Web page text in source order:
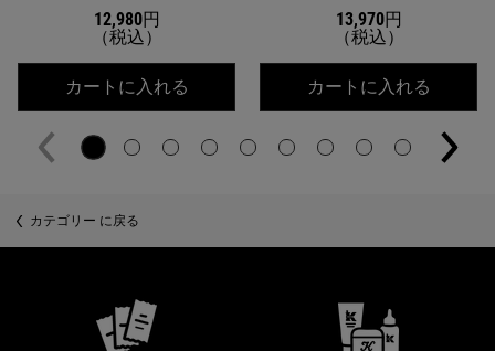
12,980円
（税込）
カートに入れる キールズ DS クリアリーブライト エ
13,970円
（税込）
カートに入れる
カテゴリー に戻る